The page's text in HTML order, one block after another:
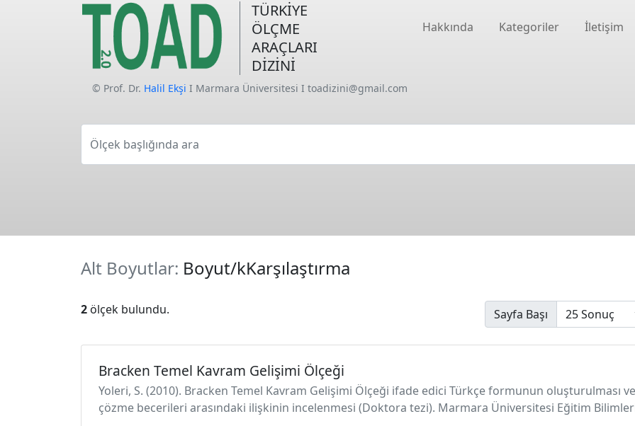
TÜRKİYE
ÖLÇME
ARAÇLARI
DİZİNİ
Hakkında Kategoriler İletişim
© Prof. Dr. Halil Ekşi I Marmara Üniversitesi I toadizini@gmail.com
Ölçek başlığında ara
Alt Boyutlar: Boyut/kKarşılaştırma
2 ölçek bulundu. Sayfa Başı
Bracken Temel Kavram Gelişimi Ölçeği
Yoleri, S. (2010). Bracken Temel Kavram Gelişimi Ölçeği ifade edici Türkçe formunun oluşturulması
çözme becerileri arasındaki ilişkinin incelenmesi (Doktora tezi). Marmara Üniversitesi Eğitim